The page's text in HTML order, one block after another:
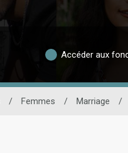
Accéder aux
/ Femmes / Marriage /